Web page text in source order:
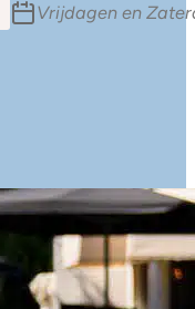
Vrijdagen en